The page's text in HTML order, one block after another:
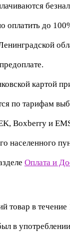
до
картой
по тарифам
Boxberry и
населенного
Оплата и
в течение
в